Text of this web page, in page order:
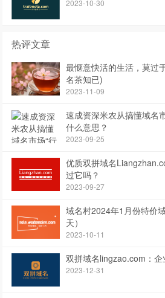
2023-10-30
热评文章
最惬意快活的生活，莫过
名茶知已)
2023-11-09
速成资深米农从搞懂域名
什么意思？
2023-09-25
优质双拼域名
过它吗？
2023-09-27
域名村2024年1月份特价
天）
2023-10-11
双拼域名lingzao.com：
2023-12-31